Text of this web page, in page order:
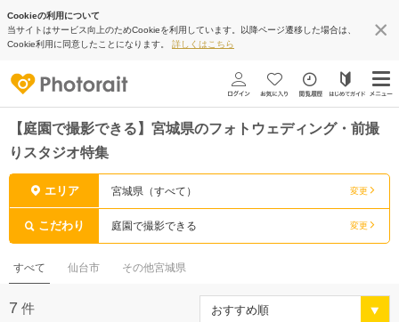
Cookieの利用について
当サイトはサービス向上のためCookieを利用しています。以降ページ遷移した場合は、
Cookie利用に同意したことになります。 詳しくはこちら
【庭園で撮影できる】宮城県のフォトウェディング・前撮
りスタジオ特集
エリア 宮城県（すべて） 変更
こだわり 庭園で撮影できる 変更
すべて 仙台市 その他宮城県
7 件